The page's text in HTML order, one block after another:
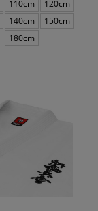
110cm
120cm
140cm
150cm
180cm